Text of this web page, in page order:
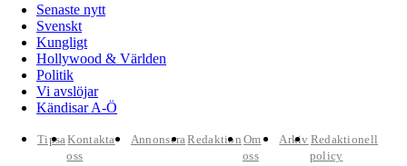
Senaste nytt
Svenskt
Kungligt
Hollywood & Världen
Politik
Vi avslöjar
Kändisar A-Ö
TipsaKontakta
oss
AnnonseraRedaktion Om
oss
Arkiv Redaktionell
policy